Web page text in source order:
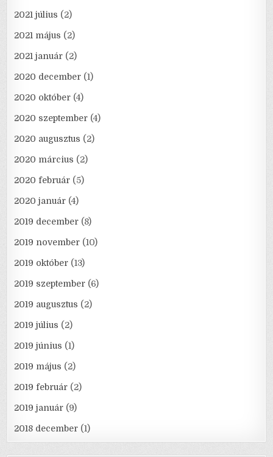
2021 július (2)
2021 május (2)
2021 január (2)
2020 december (1)
2020 október (4)
2020 szeptember (4)
2020 augusztus (2)
2020 március (2)
2020 február (5)
2020 január (4)
2019 december (8)
2019 november (10)
2019 október (13)
2019 szeptember (6)
2019 augusztus (2)
2019 július (2)
2019 június (1)
2019 május (2)
2019 február (2)
2019 január (9)
2018 december (1)